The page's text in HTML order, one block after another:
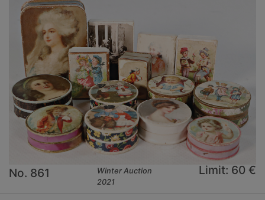
No. 861
Winter Auction
2021
Limit: 60 €